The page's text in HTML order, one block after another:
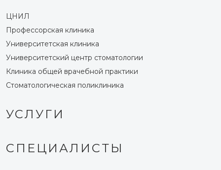
ЦНИЛ
Профессорская клиника
Университетская клиника
Университетский центр стоматологии
Клиника общей врачебной практики
Стоматологическая поликлиника
УСЛУГИ
СПЕЦИАЛИСТЫ